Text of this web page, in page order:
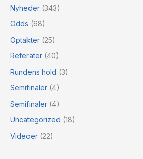
Nyheder (343)
Odds (68)
Optakter (25)
Referater (40)
Rundens hold (3)
Semifinaler (4)
Semifinaler (4)
Uncategorized (18)
Videoer (22)